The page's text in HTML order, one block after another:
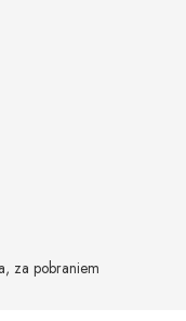
za pobraniem